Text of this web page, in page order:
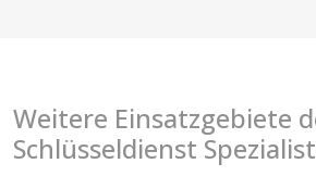
Weitere Einsatzgebiete
Schlüsseldienst